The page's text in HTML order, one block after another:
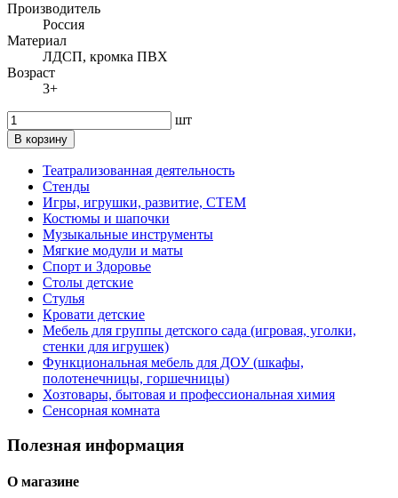
Производитель
Россия
Материал
ЛДСП, кромка ПВХ
Возраст
3+
шт
В корзину
Театрализованная деятельность
Стенды
Игры, игрушки, развитие, СТЕМ
Костюмы и шапочки
Музыкальные инструменты
Мягкие модули и маты
Спорт и Здоровье
Столы детские
Стулья
Кровати детские
Мебель для группы детского сада (игровая, уголки,
стенки для игрушек)
Функциональная мебель для ДОУ (шкафы,
полотенечницы, горшечницы)
Хозтовары, бытовая и профессиональная химия
Сенсорная комната
Полезная информация
О магазине